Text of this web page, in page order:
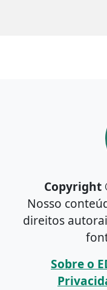
Copyright
Nosso
direitos
Sobre o